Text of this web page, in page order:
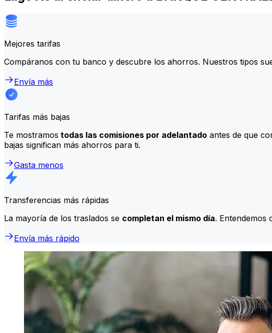
Mejores tarifas
Compáranos con tu banco y descubre los ahorros. Nuestros tipos
Envía más
Tarifas más bajas
Te mostramos todas las comisiones por adelantado antes de que
bajas significan más ahorros para ti.
Gasta menos
Transferencias más rápidas
La mayoría de los traslados se completan el mismo día. Entendemos
Envía más rápido